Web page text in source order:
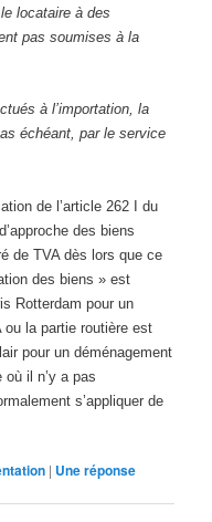
locataire à des
pas soumises à la
à l’importation, la
échéant, par le service
de l’article 262 I du
des biens
de TVA dès lors que ce
des biens » est
Rotterdam pour un
la partie routière est
pour un déménagement
il n’y a pas
s’appliquer de
| Uneréponse